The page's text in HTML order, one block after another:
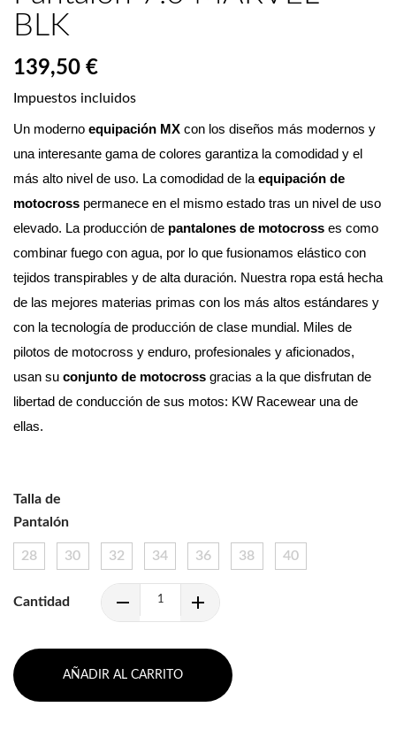
BLK
139,50 €
Impuestos incluidos
Un moderno equipación MX con los diseños más modernos y
una interesante gama de colores garantiza la comodidad y el
más alto nivel de uso. La comodidad de la equipación de
motocross permanece en el mismo estado tras un nivel de uso
elevado. La producción de pantalones de motocross es como
combinar fuego con agua, por lo que fusionamos elástico con
tejidos transpirables y de alta duración. Nuestra ropa está hecha
de las mejores materias primas con los más altos estándares y
con la tecnología de producción de clase mundial. Miles de
pilotos de motocross y enduro, profesionales y aficionados,
usan su conjunto de motocross gracias a la que disfrutan de
libertad de conducción de sus motos: KW Racewear una de
ellas.
Talla de
Pantalón
28 30 32 34 36 38 40
Cantidad
AÑADIR AL CARRITO